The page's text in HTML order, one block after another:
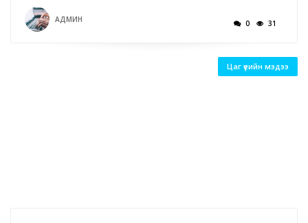
АДМИН 0 31
Цаг үеийн мэдээ